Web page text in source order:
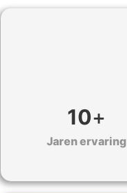
10+
Jaren ervaring